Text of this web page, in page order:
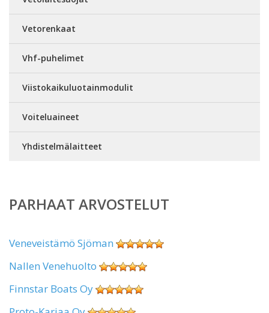
Vetorenkaat
Vhf-puhelimet
Viistokaikuluotainmodulit
Voiteluaineet
Yhdistelmälaitteet
PARHAAT ARVOSTELUT
Veneveistämö Sjöman
Nallen Venehuolto
Finnstar Boats Oy